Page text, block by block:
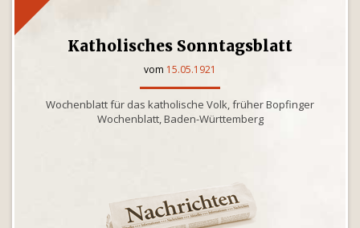
Katholisches Sonntagsblatt
vom 15.05.1921
Wochenblatt für das katholische Volk, früher Bopfinger
Wochenblatt, Baden-Württemberg